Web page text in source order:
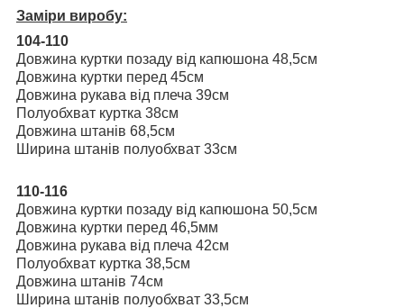
Заміри виробу:
104-110
Довжина куртки позаду від капюшона 48,5см
Довжина куртки перед 45см
Довжина рукава від плеча 39см
Полуобхват куртка 38см
Довжина штанів 68,5см
Ширина штанів полуобхват 33см
110-116
Довжина куртки позаду від капюшона 50,5см
Довжина куртки перед 46,5мм
Довжина рукава від плеча 42см
Полуобхват куртка 38,5см
Довжина штанів 74см
Ширина штанів полуобхват 33,5см